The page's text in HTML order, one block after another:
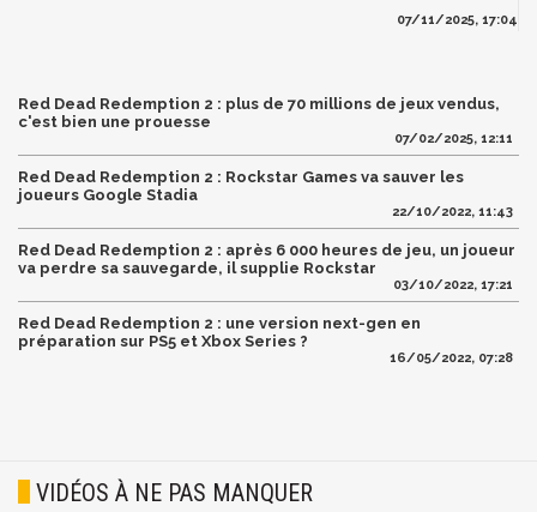
07/11/2025, 17:04
Red Dead Redemption 2 : plus de 70 millions de jeux vendus,
c'est bien une prouesse
07/02/2025, 12:11
Red Dead Redemption 2 : Rockstar Games va sauver les
joueurs Google Stadia
22/10/2022, 11:43
Red Dead Redemption 2 : après 6 000 heures de jeu, un joueur
va perdre sa sauvegarde, il supplie Rockstar
03/10/2022, 17:21
Red Dead Redemption 2 : une version next-gen en
préparation sur PS5 et Xbox Series ?
16/05/2022, 07:28
VIDÉOS À NE PAS MANQUER